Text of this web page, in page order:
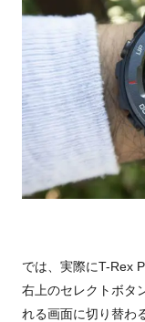
では、実際にT-Rex
右上のセレクトボタ
れる画面に切り替わ